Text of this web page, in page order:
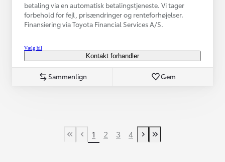
betaling via en automatisk betalingstjeneste. Vi tager
forbehold for fejl, prisændringer og renteforhøjelser.
Finansiering via Toyota Financial Services A/S.
Vælg bil
Kontakt forhandler
Sammenlign Gem
First Page
Tidligere side
1 2 3 4
Næste side
Last Page